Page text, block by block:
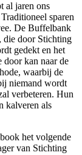
al jaren ons
sparen
De Buffelbank
die door Stichting
gedekt en het
door kan naar de
waarbij de
niemand wordt
verbeteren. Hun
kalveren als
het volgende
van Stichting